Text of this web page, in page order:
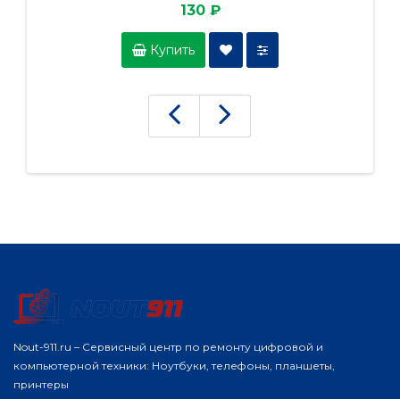
130 ₽
Купить
Nout-911.ru – Сервисный центр по ремонту цифровой и
компьютерной техники: Ноутбуки, телефоны, планшеты,
принтеры